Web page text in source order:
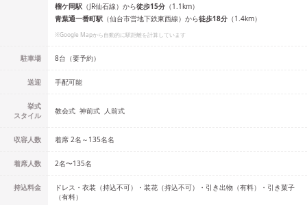
榴ケ岡駅 （JR仙石線） から徒歩15分 （1.1km）
青葉通一番町駅 （仙台市営地下鉄東西線） から徒歩18分 （1.4km）
※Google Mapから自動的に駅距離を計算しています
駐車場 8台（要予約）
送迎 手配可能
挙式
スタイル
教会式 神前式 人前式
収容人数 着席 2名～135名名
着席人数 2名〜135名
持込料金
ドレス・衣装（持込不可）・装花（持込不可）・引き出物（有料）・引き菓子
（有料）